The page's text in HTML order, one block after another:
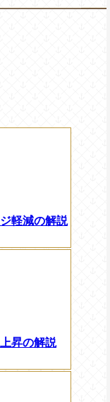
軽減の解説
昇の解説